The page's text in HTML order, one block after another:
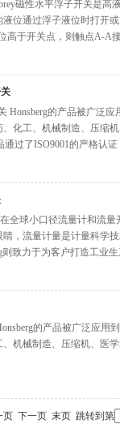
磁性水平浮子开关是高
位通过浮子液位时打开
高于开关点，则触点A-A
器。
Honsberg的产品被广泛
化工、机械制造、压缩
过了ISO9001的严格认
全球小口径流量计和流
，流量计量是计量科学
致力于为客户打造工业生
的产品被广泛应用
机械制造、压缩机、医
页 下一页 末页 跳转到第